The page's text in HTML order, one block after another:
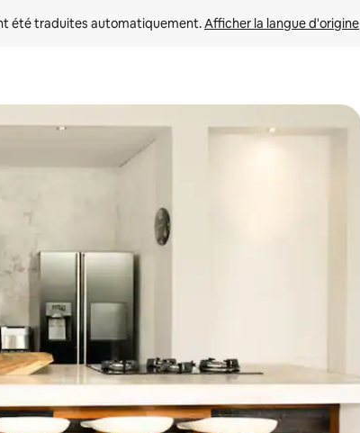
été traduites automatiquement. Afficher la langue d'origine
le bas pour les parcourir ou en appuyant et en faisant glisser.